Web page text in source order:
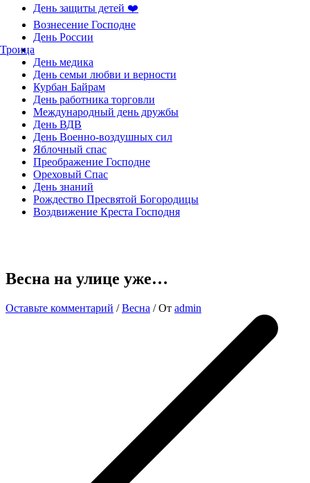
День защиты детей ❤️
Вознесение Господне
День России
Троица
День медика
День семьи любви и верности
Курбан Байрам
День работника торговли
Международный день дружбы
День ВДВ
День Военно-воздушных сил
Яблочный спас
Преображение Господне
Ореховый Спас
День знаний
Рождество Пресвятой Богородицы
Воздвижение Креста Господня
Весна на улице уже…
Оставьте комментарий /Весна / От admin